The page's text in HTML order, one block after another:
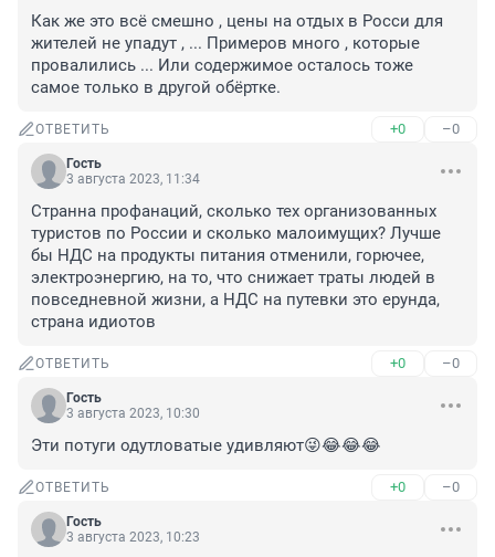
Как же это всё смешно , цены на отдых в Росси для
жителей не упадут , ... Примеров много , которые
провалились ... Или содержимое осталось тоже
самое только в другой обёртке.
ОТВЕТИТЬ +0 –0
Гость
3 августа 2023, 11:34
Странна профанаций, сколько тех организованных
туристов по России и сколько малоимущих? Лучше
бы НДС на продукты питания отменили, горючее,
электроэнергию, на то, что снижает траты людей в
повседневной жизни, а НДС на путевки это ерунда,
страна идиотов
ОТВЕТИТЬ +0 –0
Гость
3 августа 2023, 10:30
Эти потуги одутловатые удивляют😜😂😂😂
ОТВЕТИТЬ +0 –0
Гость
3 августа 2023, 10:23